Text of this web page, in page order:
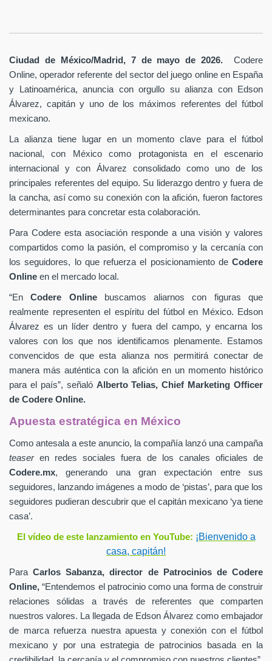
Ciudad de México/Madrid, 7 de mayo de 2026. Codere
Online, operador referente del sector del juego online en España
y Latinoamérica, anuncia con orgullo su alianza con Edson
Álvarez, capitán y uno de los máximos referentes del fútbol
mexicano.
La alianza tiene lugar en un momento clave para el fútbol
nacional, con México como protagonista en el escenario
internacional y con Álvarez consolidado como uno de los
principales referentes del equipo. Su liderazgo dentro y fuera de
la cancha, así como su conexión con la afición, fueron factores
determinantes para concretar esta colaboración.
Para Codere esta asociación responde a una visión y valores
compartidos como la pasión, el compromiso y la cercanía con
los seguidores, lo que refuerza el posicionamiento de Codere
Online en el mercado local.
“EnCodere Onlinebuscamos aliarnos con figuras que
realmente representen el espíritu del fútbol en México. Edson
Álvarez es un líder dentro y fuera del campo, y encarna los
valores con los que nos identificamos plenamente. Estamos
convencidos de que esta alianza nos permitirá conectar de
manera más auténtica con la afición en un momento histórico
para el país”, señaló Alberto Telias,Chief Marketing Officer
de Codere Online.
Apuesta estratégica en México
Como antesala a este anuncio, la compañía lanzó una campaña
teaseren redes sociales fuera de los canales oficiales de
Codere.mx,
generando una gran expectación entre sus
seguidores, lanzando imágenes a modo de ‘pistas’, para que los
seguidores pudieran descubrir que el capitán mexicano ‘ya tiene
casa’.
El vídeo de este lanzamiento en YouTube: ¡Bienvenido a
casa, capitán!
ParaCarlos Sabanza, director de Patrocinios de Codere
Online, “Entendemos el patrocinio como una forma de construir
relaciones sólidas a través de referentes que comparten
nuestros valores. La llegada de Edson Álvarez como embajador
de marca refuerza nuestra apuesta y conexión con el fútbol
mexicano y por una estrategia de patrocinios basada en la